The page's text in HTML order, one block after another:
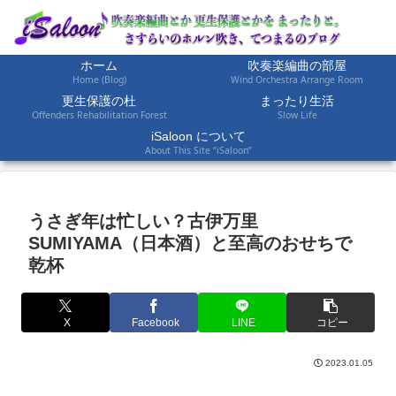
ホーム
Home (Blog)
吹奏楽編曲の部屋
Wind Orchestra Arrange Room
更生保護の杜
Offenders Rehabilitation Forest
まったり生活
Slow Life
iSaloon について
About This Site “iSaloon”
うさぎ年は忙しい？古伊万里
SUMIYAMA（日本酒）と至高のおせちで
乾杯
X Facebook LINE コピー
2023.01.05